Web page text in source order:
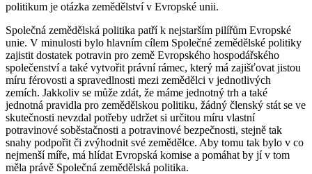
politikum je otázka zemědělství v Evropské unii.
Společná zemědělská politika patří k nejstarším pilířům Evropské
unie. V minulosti bylo hlavním cílem Společné zemědělské politiky
zajistit dostatek potravin pro země Evropského hospodářského
společenství a také vytvořit právní rámec, který má zajišťovat jistou
míru férovosti a spravedlnosti mezi zemědělci v jednotlivých
zemích. Jakkoliv se může zdát, že máme jednotný trh a také
jednotná pravidla pro zemědělskou politiku, žádný členský stát se ve
skutečnosti nevzdal potřeby udržet si určitou míru vlastní
potravinové soběstačnosti a potravinové bezpečnosti, stejně tak
snahy podpořit či zvýhodnit své zemědělce. Aby tomu tak bylo v co
nejmenší míře, má hlídat Evropská komise a pomáhat by jí v tom
měla právě Společná zemědělská politika.